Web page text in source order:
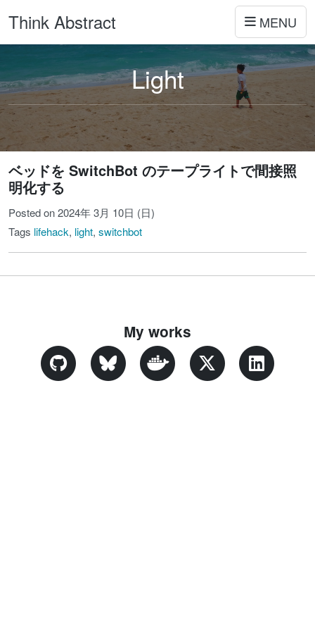
Think Abstract MENU
Light
ベッドを SwitchBot のテープライトで間接照
明化する
Posted on 2024年 3月 10日 (日)
Tags lifehack, light, switchbot
My works